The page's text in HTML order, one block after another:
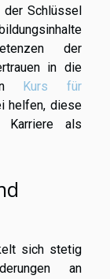
der Schlüssel
der
in die
Kurs für
helfen, diese
Karriere als
sich stetig
an